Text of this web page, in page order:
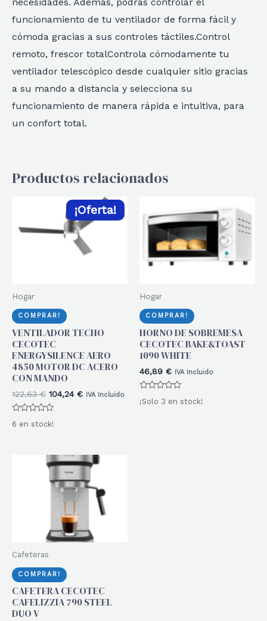
funcionamiento de tu ventilador de forma fácil y
cómoda gracias a sus controles táctiles.Control
remoto, frescor totalControla cómodamente tu
ventilador telescópico desde cualquier sitio gracias
a su mando a distancia y selecciona su
funcionamiento de manera rápida e intuitiva, para
un confort total.
Productos relacionados
¡Oferta!
Hogar
COMPRAR!
VENTILADOR TECHO
CECOTEC
ENERGYSILENCE AERO
4850 MOTOR DC ACERO
CON MANDO
122,63€ El
precio
era:
104,24 €ElIVA Incluido
con
6 en stock!
Hogar
COMPRAR!
HORNO DE SOBREMESA
CECOTEC BAKE&TOAST
1090 WHITE
46,89 € IVA Incluido
Valorado
con
¡Solo 3 en stock!
Cafeteras
COMPRAR!
CAFETERA CECOTEC
CAFELIZZIA 790 STEEL
DUO V